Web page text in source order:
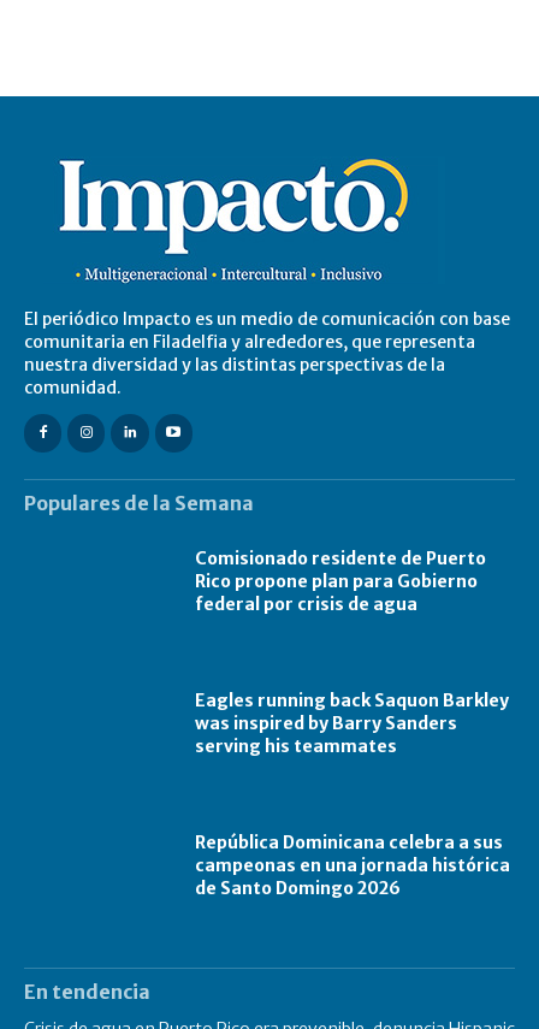
El periódico Impacto es un medio de comunicación con base
comunitaria en Filadelfia y alrededores, que representa
nuestra diversidad y las distintas perspectivas de la
comunidad.
Populares de la Semana
Comisionado residente de Puerto
Rico propone plan para Gobierno
federal por crisis de agua
Eagles running back Saquon Barkley
was inspired by Barry Sanders
serving his teammates
República Dominicana celebra a sus
campeonas en una jornada histórica
de Santo Domingo 2026
En tendencia